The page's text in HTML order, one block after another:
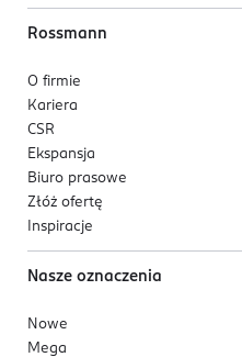
Rossmann
O firmie
Kariera
CSR
Ekspansja
Biuro prasowe
Złóż ofertę
Inspiracje
Nasze oznaczenia
Nowe
Mega